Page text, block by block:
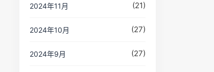
2024年11月 (21)
2024年10月 (27)
2024年9月 (27)